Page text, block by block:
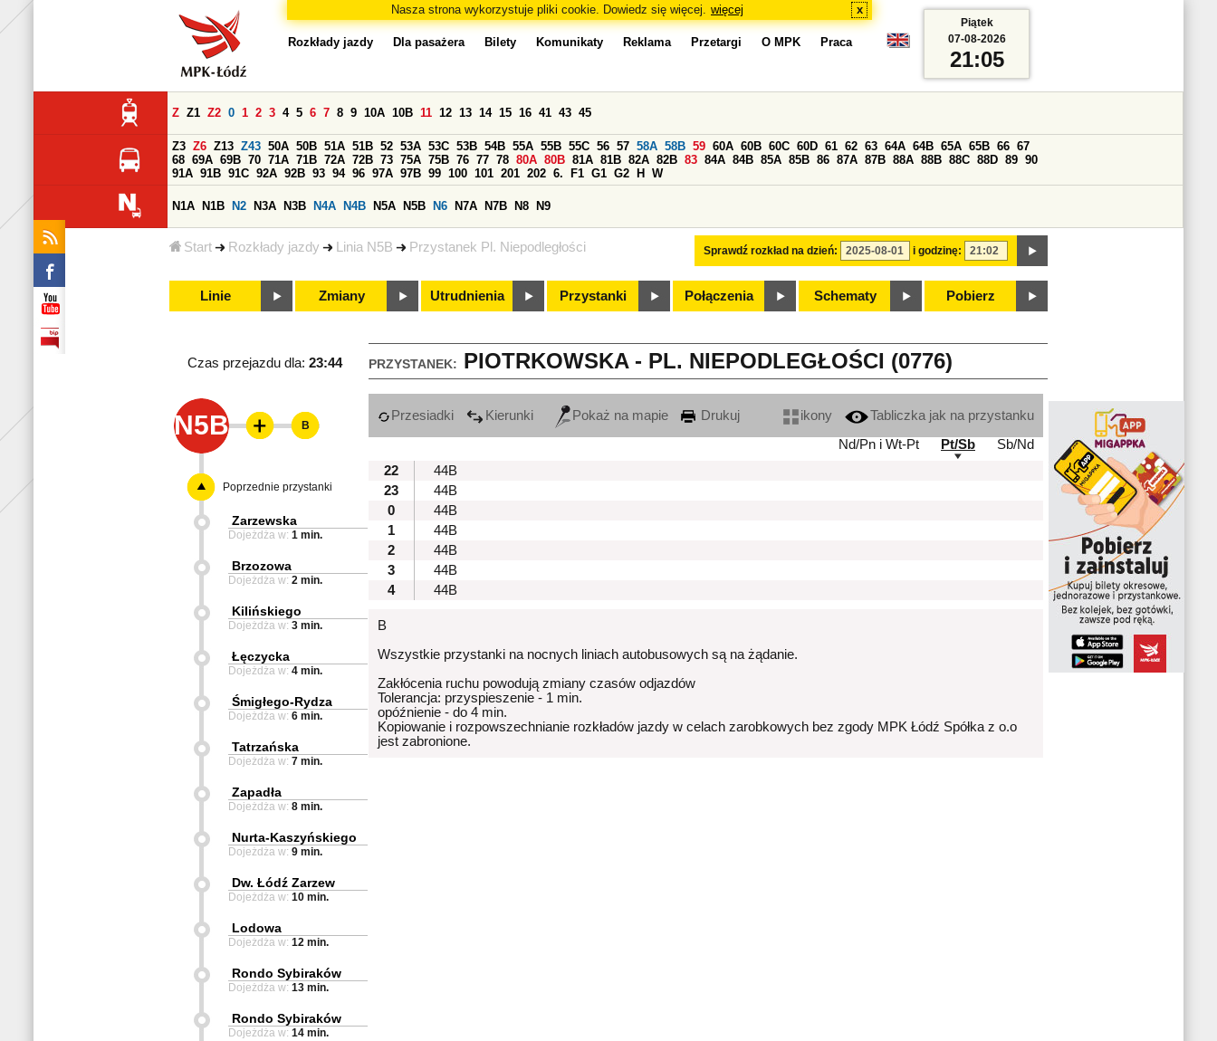
Nasza strona wykorzystuje pliki cookie. Dowiedz się więcej. więcej x
Start Rozkłady jazdy Linia N5B Przystanek Pl. Niepodległości
Rozkłady jazdy Dla pasażera Bilety Komunikaty Reklama Przetargi O MPK Praca
Sprawdź rozkład na dzień: i godzinę:
Z Z1 Z2 0 1 2 3 4 5 6 7 8 9 10A 10B 11 12 13 14 15 16 41 43 45
Z3 Z6 Z13 Z43 50A 50B 51A 51B 52 53A 53C 53B 54B 55A 55B 55C 56 57 58A 58B 59 60A 60B 60C 60D 61 62 63 64A 64B 65A 65B 66 67
68 69A 69B 70 71A 71B 72A 72B 73 75A 75B 76 77 78 80A 80B 81A 81B 82A 82B 83 84A 84B 85A 85B 86 87A 87B 88A 88B 88C 88D 89 90
91A 91B 91C 92A 92B 93 94 96 97A 97B 99 100 101 201 202 6. F1 G1 G2 H W
N1A N1B N2 N3A N3B N4A N4B N5A N5B N6 N7A N7B N8 N9
Linie Zmiany Utrudnienia Przystanki Połączenia Schematy Pobierz
Piątek
07-08-2026
21:05
PRZYSTANEK: PIOTRKOWSKA - PL. NIEPODLEGŁOŚCI (0776)
Czas przejazdu dla: 23:44
N5B Przesiadki Kierunki Pokaż na mapie Drukuj ikony
Tabliczka jak na przystanku
Nd/Pn i Wt-Pt
Pt/Sb
Sb/Nd
22
44B
23
44B
0
44B
1
44B
2
44B
3
44B
4
44B
B
Wszystkie przystanki na nocnych liniach autobusowych są na żądanie.
Zakłócenia ruchu powodują zmiany czasów odjazdów
Tolerancja: przyspieszenie - 1 min.
opóźnienie - do 4 min.
Kopiowanie i rozpowszechnianie rozkładów jazdy w celach zarobkowych bez zgody MPK Łódź Spółka z o.o
jest zabronione.
B
Poprzednie przystanki
Zarzewska
Dojeżdża w: 1 min.
Brzozowa
Dojeżdża w: 2 min.
Kilińskiego
Dojeżdża w: 3 min.
Łęczycka
Dojeżdża w: 4 min.
Śmigłego-Rydza
Dojeżdża w: 6 min.
Tatrzańska
Dojeżdża w: 7 min.
Zapadła
Dojeżdża w: 8 min.
Nurta-Kaszyńskiego
Dojeżdża w: 9 min.
Dw. Łódź Zarzew
Dojeżdża w: 10 min.
Lodowa
Dojeżdża w: 12 min.
Rondo Sybiraków
Dojeżdża w: 13 min.
Rondo Sybiraków
Dojeżdża w: 14 min.